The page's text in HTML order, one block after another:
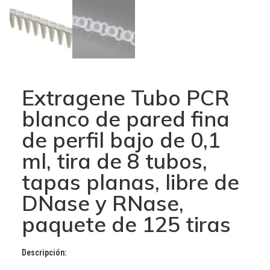
Extragene Tubo PCR
blanco de pared fina
de perfil bajo de 0,1
ml, tira de 8 tubos,
tapas planas, libre de
DNase y RNase,
paquete de 125 tiras
Descripción: